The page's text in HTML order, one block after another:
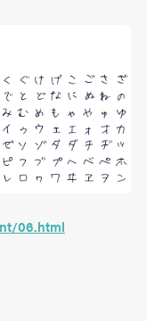
06.html